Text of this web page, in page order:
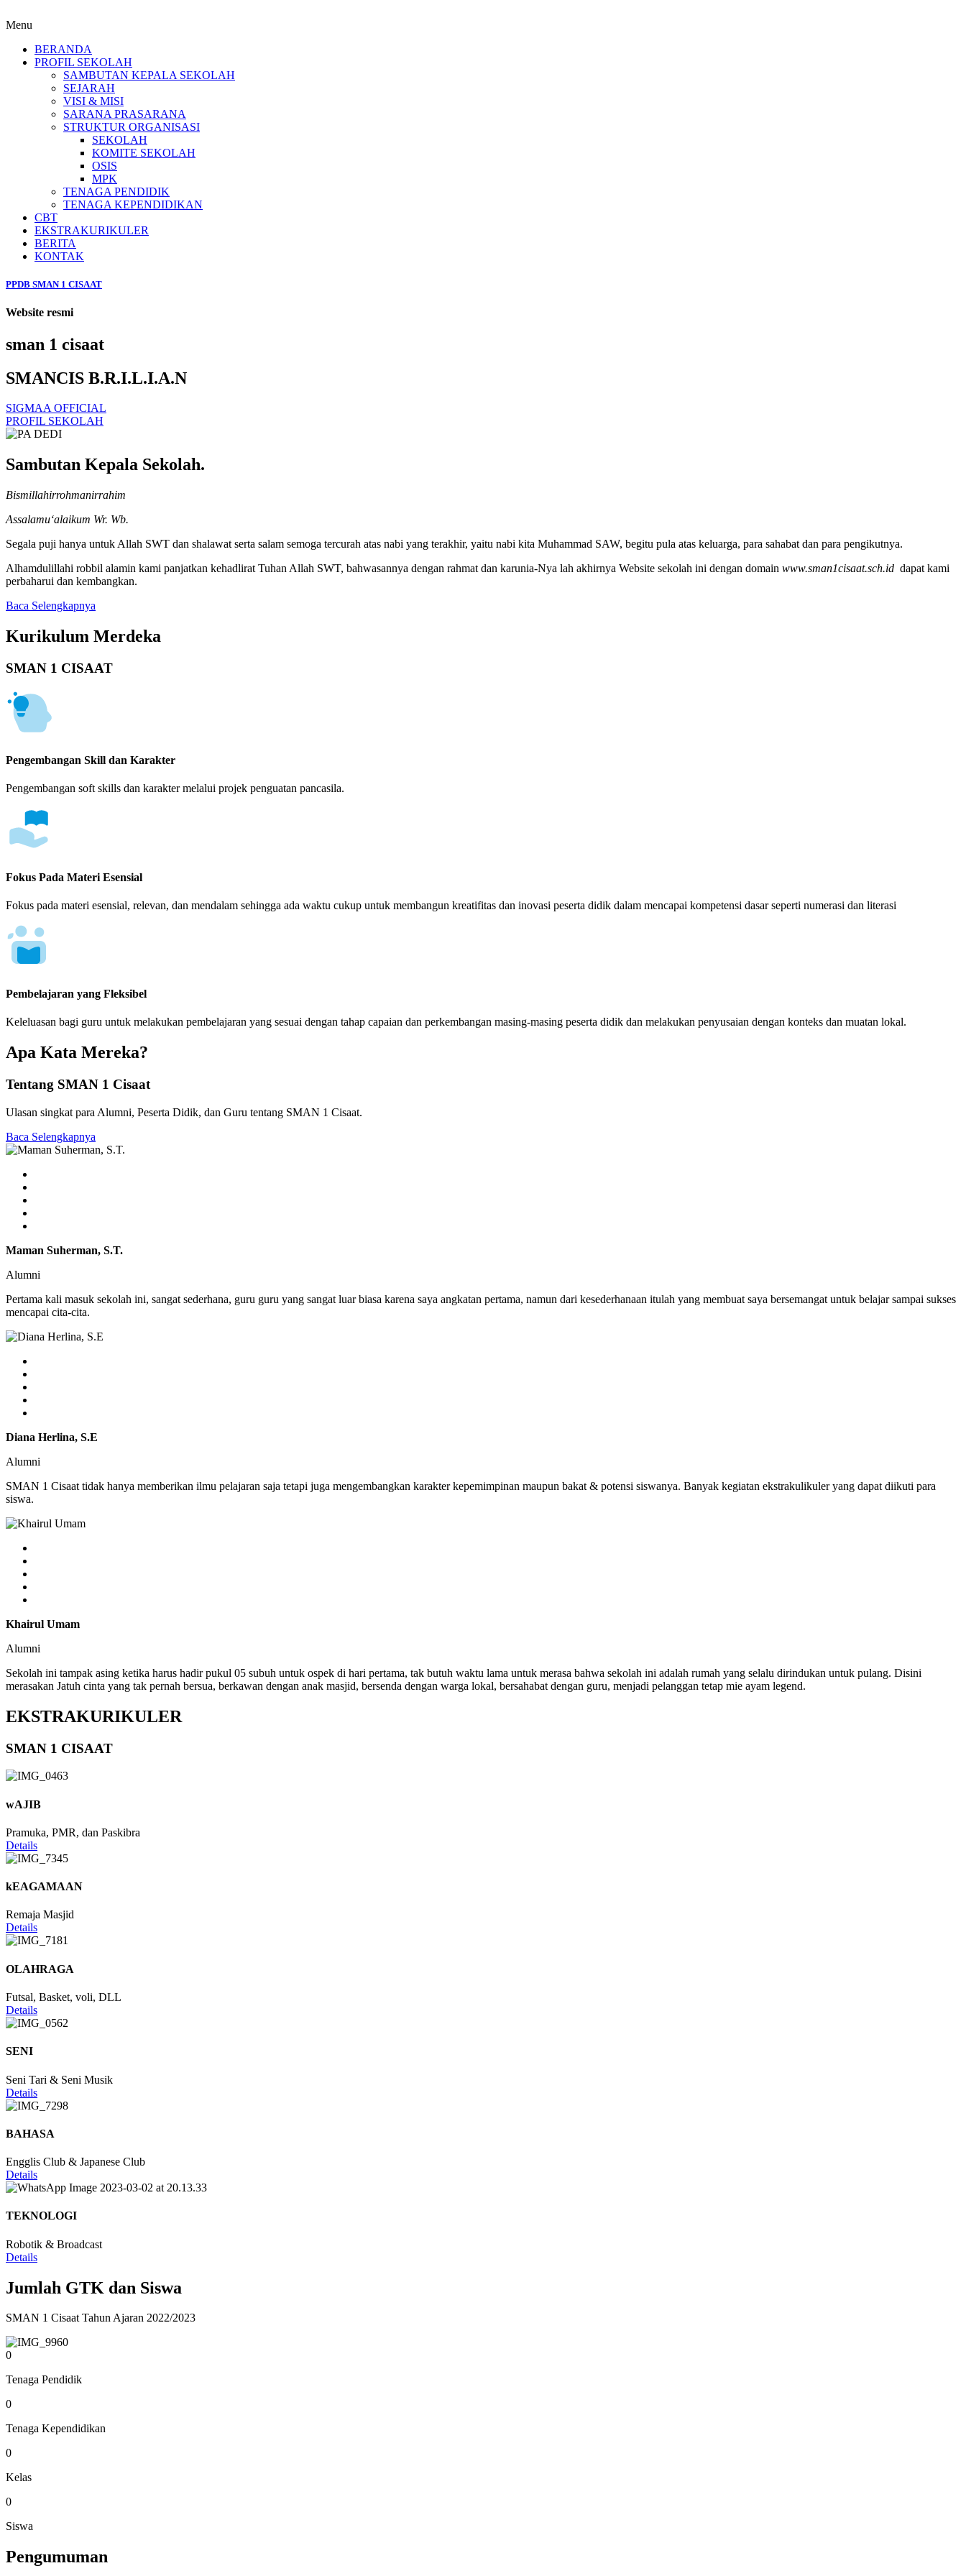
Menu
BERANDA
PROFIL SEKOLAH
SAMBUTAN KEPALA SEKOLAH
SEJARAH
VISI & MISI
SARANA PRASARANA
STRUKTUR ORGANISASI
SEKOLAH
KOMITE SEKOLAH
OSIS
MPK
TENAGA PENDIDIK
TENAGA KEPENDIDIKAN
CBT
EKSTRAKURIKULER
BERITA
KONTAK
PPDB SMAN 1 CISAAT
Website resmi
sman 1 cisaat
SMANCIS B.R.I.L.I.A.N
SIGMAA OFFICIAL
PROFIL SEKOLAH
Sambutan Kepala Sekolah.
Bismillahirrohmanirrahim
Assalamu‘alaikum Wr. Wb.
Segala puji hanya untuk Allah SWT dan shalawat serta salam semoga tercurah atas nabi yang terakhir, yaitu nabi kita Muhammad SAW, begitu pula atas keluarga, para sahabat dan para pengikutnya.
Alhamdulillahi robbil alamin kami panjatkan kehadlirat Tuhan Allah SWT, bahwasannya dengan rahmat dan karunia-Nya lah akhirnya Website sekolah ini dengan domain www.sman1cisaat.sch.id dapat kami
perbaharui dan kembangkan.
Baca Selengkapnya
Kurikulum Merdeka
SMAN 1 CISAAT
Pengembangan Skill dan Karakter
Pengembangan soft skills dan karakter melalui projek penguatan pancasila.
Fokus Pada Materi Esensial
Fokus pada materi esensial, relevan, dan mendalam sehingga ada waktu cukup untuk membangun kreatifitas dan inovasi peserta didik dalam mencapai kompetensi dasar seperti numerasi dan literasi
Pembelajaran yang Fleksibel
Keleluasan bagi guru untuk melakukan pembelajaran yang sesuai dengan tahap capaian dan perkembangan masing-masing peserta didik dan melakukan penyusaian dengan konteks dan muatan lokal.
Apa Kata Mereka?
Tentang SMAN 1 Cisaat
Ulasan singkat para Alumni, Peserta Didik, dan Guru tentang SMAN 1 Cisaat.
Baca Selengkapnya
Maman Suherman, S.T.
Alumni
Pertama kali masuk sekolah ini, sangat sederhana, guru guru yang sangat luar biasa karena saya angkatan pertama, namun dari kesederhanaan itulah yang membuat saya bersemangat untuk belajar sampai sukses
mencapai cita-cita.
Diana Herlina, S.E
Alumni
SMAN 1 Cisaat tidak hanya memberikan ilmu pelajaran saja tetapi juga mengembangkan karakter kepemimpinan maupun bakat & potensi siswanya. Banyak kegiatan ekstrakulikuler yang dapat diikuti para
siswa.
Khairul Umam
Alumni
Sekolah ini tampak asing ketika harus hadir pukul 05 subuh untuk ospek di hari pertama, tak butuh waktu lama untuk merasa bahwa sekolah ini adalah rumah yang selalu dirindukan untuk pulang. Disini
merasakan Jatuh cinta yang tak pernah bersua, berkawan dengan anak masjid, bersenda dengan warga lokal, bersahabat dengan guru, menjadi pelanggan tetap mie ayam legend.
EKSTRAKURIKULER
SMAN 1 CISAAT
wAJIB
Pramuka, PMR, dan Paskibra
Details
kEAGAMAAN
Remaja Masjid
Details
OLAHRAGA
Futsal, Basket, voli, DLL
Details
SENI
Seni Tari & Seni Musik
Details
BAHASA
Engglis Club & Japanese Club
Details
TEKNOLOGI
Robotik & Broadcast
Details
Jumlah GTK dan Siswa
SMAN 1 Cisaat Tahun Ajaran 2022/2023
0
Tenaga Pendidik
0
Tenaga Kependidikan
0
Kelas
0
Siswa
Pengumuman